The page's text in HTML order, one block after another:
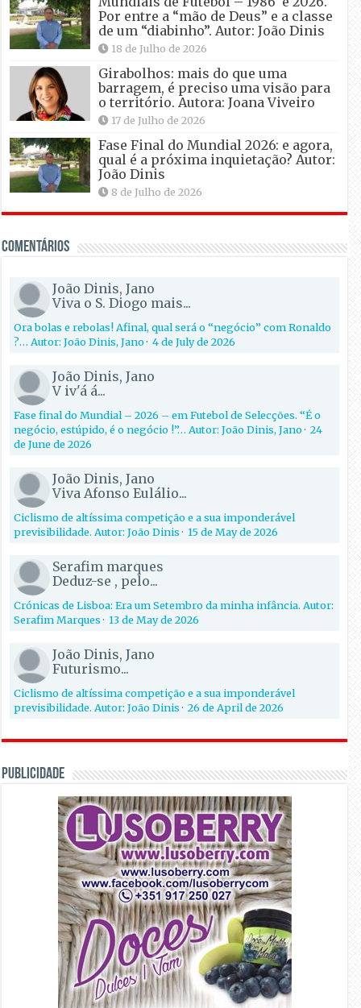
Por entre a “mão de Deus” e a classe
de um “diabinho”. Autor: João Dinis
18 de Julho de 2026
Girabolhos: mais do que uma
barragem, é preciso uma visão para
o território. Autora: Joana Viveiro
17 de Julho de 2026
Fase Final do Mundial 2026: e agora,
qual é a próxima inquietação? Autor:
João Dinis
8 de Julho de 2026
Comentários
João Dinis, Jano
Viva o S. Diogo mais...
Ora bolas e rebolas! Afinal, qual será o “negócio” com Ronaldo
?… Autor: João Dinis, Jano·4 de July de 2026
João Dinis, Jano
V iv'á á...
Fase final do Mundial – 2026 – em Futebol de Selecções. “É o
negócio, estúpido, é o negócio !”… Autor: João Dinis, Jano·24
de June de 2026
João Dinis, Jano
Viva Afonso Eulálio...
Ciclismo de altíssima competição e a sua imponderável
previsibilidade. Autor: João Dinis·15 de May de 2026
Serafim marques
Deduz-se , pelo...
Crónicas de Lisboa: Era um Setembro da minha infância. Autor:
Serafim Marques·13 de May de 2026
João Dinis, Jano
Futurismo...
Ciclismo de altíssima competição e a sua imponderável
previsibilidade. Autor: João Dinis·26 de April de 2026
PUBLICIDADE